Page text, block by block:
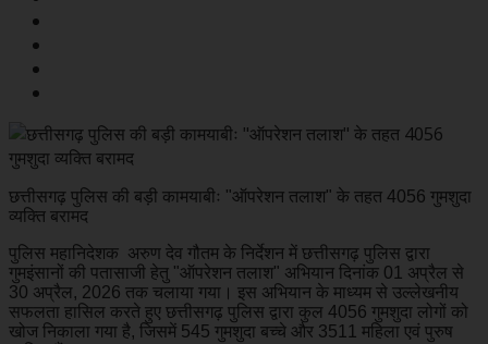
छत्तीसगढ़ पुलिस की बड़ी कामयाबीः "ऑपरेशन तलाश" के तहत 4056 गुमशुदा
व्यक्ति बरामद
पुलिस महानिदेशक अरुण देव गौतम के निर्देशन में छत्तीसगढ़ पुलिस द्वारा
गुमइंसानों की पतासाजी हेतु "ऑपरेशन तलाश" अभियान दिनांक 01 अप्रैल से
30 अप्रैल, 2026 तक चलाया गया। इस अभियान के माध्यम से उल्लेखनीय
सफलता हासिल करते हुए छत्तीसगढ़ पुलिस द्वारा कुल 4056 गुमशुदा लोगों को
खोज निकाला गया है, जिसमें 545 गुमशुदा बच्चे और 3511 महिला एवं पुरुष